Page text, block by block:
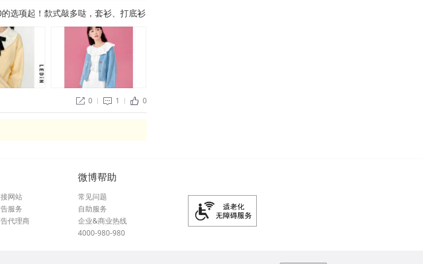
项起！歀式敲多哒，套衫、打底衫、小外套都有[哈哈]面料柔软好搭配，感觉现在穿正合適~
ñ 0
 1
 0
网站
服务
代理商
微博帮助
常见问题
自助服务
企业&商业热线
4000-980-980